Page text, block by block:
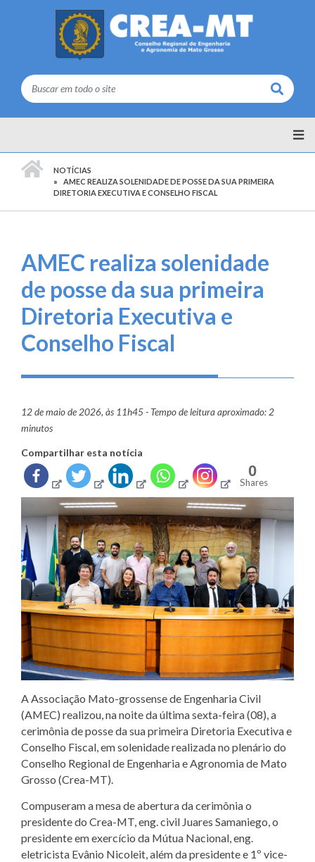
Buscar
NOTÍCIAS
AMEC REALIZA SOLENIDADE DE POSSE DA SUA PRIMEIRA
DIRETORIA EXECUTIVA E CONSELHO FISCAL
AMEC realiza solenidade
de posse da sua primeira
Diretoria Executiva e
Conselho Fiscal
12 de maio de 2026, às 11h45 - Tempo de leitura aproximado: 2
minutos
Compartilhar esta notícia
0
Shares
A Associação Mato-grossense de Engenharia Civil
(AMEC) realizou, na noite da última sexta-feira (08), a
cerimônia de posse da sua primeira Diretoria Executiva e
Conselho Fiscal, em solenidade realizada no plenário do
Conselho Regional de Engenharia e Agronomia de Mato
Grosso (Crea-MT).
Compuseram a mesa de abertura da cerimônia o
presidente do Crea-MT, eng. civil Juares Samaniego , o
presidente em exercício da Mútua Nacional, eng.
eletricista Evânio Nicoleit, além da presidente e 1º vice-